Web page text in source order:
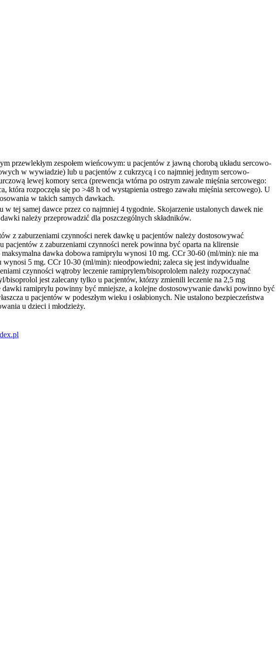
przewlekłym zespołem wieńcowym: u pacjentów z jawną chorobą układu sercowo-
w wywiadzie) lub u pacjentów z cukrzycą i co najmniej jednym sercowo-
lewej komory serca (prewencja wtórna po ostrym zawale mięśnia sercowego:
rozpoczęła się po >48 h od wystąpienia ostrego zawału mięśnia sercowego). U
w takich samych dawkach.
tej samej dawce przez co najmniej 4 tygodnie. Skojarzenie ustalonych dawek nie
należy przeprowadzić dla poszczególnych składników.
z zaburzeniami czynności nerek dawkę u pacjentów należy dostosowywać
z zaburzeniami czynności nerek powinna być oparta na klirensie
dawka dobowa ramiprylu wynosi 10 mg. CCr 30-60 (ml/min): nie ma
5 mg. CCr 10-30 (ml/min): nieodpowiedni; zaleca się jest indywidualne
czynności wątroby leczenie ramiprylem/bisoprololem należy rozpoczynać
bisoprolol jest zalecany tylko u pacjentów, którzy zmienili leczenie na 2,5 mg
ramiprylu powinny być mniejsze, a kolejne dostosowywanie dawki powinno być
u pacjentów w podeszłym wieku i osłabionych. Nie ustalono bezpieczeństwa
u dzieci i młodzieży.